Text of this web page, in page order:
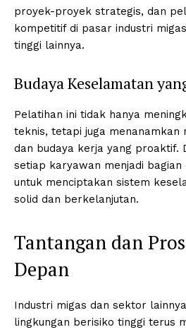
proyek-proyek strategis, dan
kompetitif di pasar industri
tinggi lainnya.
Budaya Keselamatan
Pelatihan ini tidak hanya
teknis, tetapi juga menanamkan
dan budaya kerja yang proaktif.
setiap karyawan menjadi
untuk menciptakan sistem
solid dan berkelanjutan.
Tantangan dan
Depan
Industri migas dan sektor
lingkungan berisiko tinggi terus